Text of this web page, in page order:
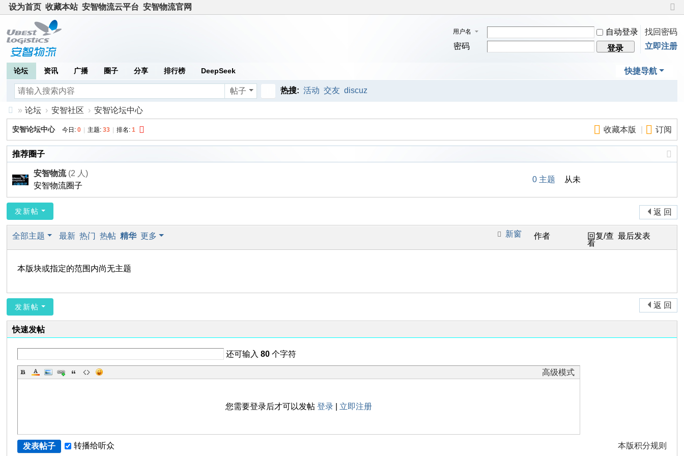
设为首页 收藏本站 安智物流云平台 安智物流官网
切
换
到
窄
版
用户名 自动登录
找回密码
密码
登录 立即注册
快捷导航
论坛 资讯 广播 圈子 分享 排行榜 DeepSeek
帖子
索
热搜: 活动 交友 discuz
安
智
社
» 论坛 › 安智社区 › 安智论坛中心
收藏本版 订阅
安智论坛中心 今日:0 主题:33 排名:1
推荐圈子
安智物流(2 人)
安智物流圈子
0 主题 从未
返 回
发新帖
新窗
全部主题 最新 热门 热帖 精华 更多 作者
回复/查
看
最后发表
本版块或指定的范围内尚无主题
返 回
发新帖
快速发帖
还可输入80 个字符
高级模式
您需要登录后才可以发帖 登录| 立即注册
本版积分规则
发表帖子 转播给听众